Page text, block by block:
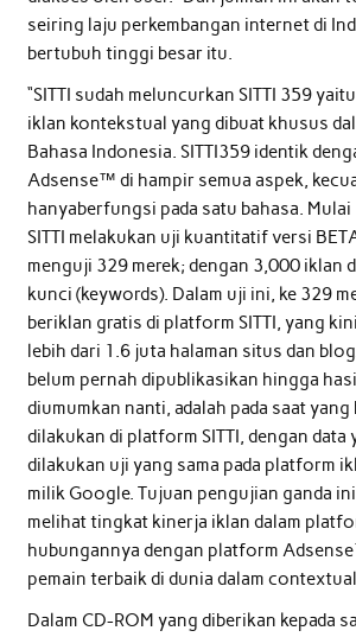
seiring laju perkembangan internet di
bertubuh tinggi besar itu.
“SITTI sudah meluncurkan SITTI 359
iklan kontekstual yang dibuat khusus
Bahasa Indonesia. SITTI359 identik
Adsense™ di hampir semua aspek,
hanyaberfungsi pada satu bahasa.
SITTI melakukan uji kuantitatif versi
menguji 329 merek; dengan 3,000 iklan
kunci (keywords). Dalam uji ini, ke 329
beriklan gratis di platform SITTI, yang
lebih dari 1.6 juta halaman situs dan
belum pernah dipublikasikan hingga
diumumkan nanti, adalah pada saat
dilakukan di platform SITTI, dengan data
dilakukan uji yang sama pada platform
milik Google. Tujuan pengujian ganda
melihat tingkat kinerja iklan dalam
hubungannya dengan platform
pemain terbaik di dunia dalam
Dalam CD-ROM yang diberikan kepada